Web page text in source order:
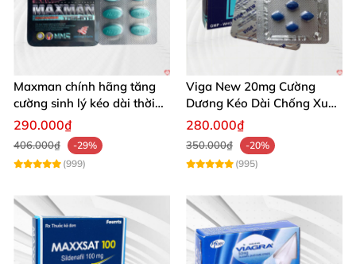
Maxman chính hãng tăng
cường sinh lý kéo dài thời
gian xuất tinh
290.000₫
406.000₫
-29%
(999)
Viga New 20mg Cường
Dương Kéo Dài Chống Xuất
Tinh Hộp 4 Viên
280.000₫
350.000₫
-20%
(995)